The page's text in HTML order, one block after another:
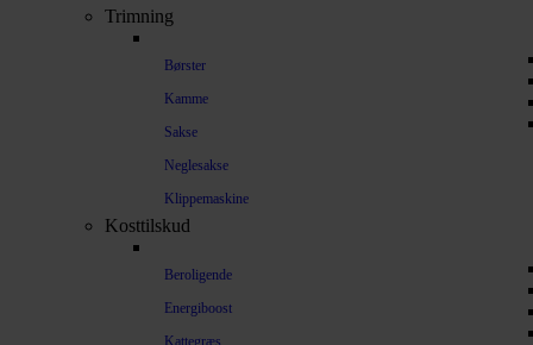
Trimning
Børster
Kamme
Sakse
Neglesakse
Klippemaskine
Kosttilskud
Beroligende
Energiboost
Kattegræs